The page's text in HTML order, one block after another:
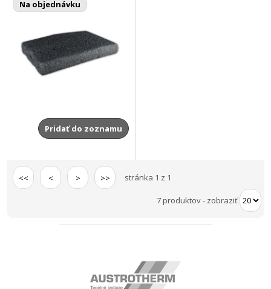
Na objednávku
Pridať do zoznamu
<< < > >> stránka 1 z 1
7 produktov- zobraziť